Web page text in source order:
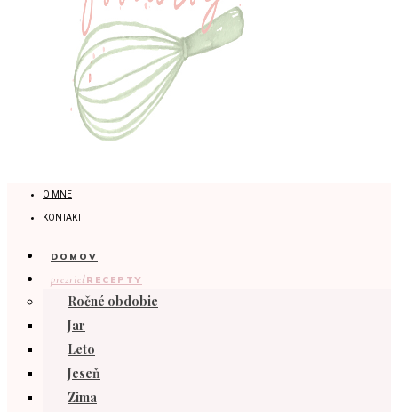
O MNE
KONTAKT
DOMOV
prezrieťRECEPTY
Ročné obdobie
Jar
Leto
Jeseň
Zima